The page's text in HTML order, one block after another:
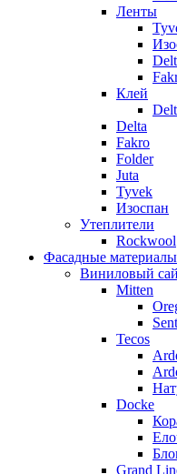
Ленты
Клей
Delta
Fakro
Folder
Juta
Tyvek
Изоспан
Утеплители
Rockwool
Фасадные материалы
Виниловый
Mitten
Tecos
Docke
Grand